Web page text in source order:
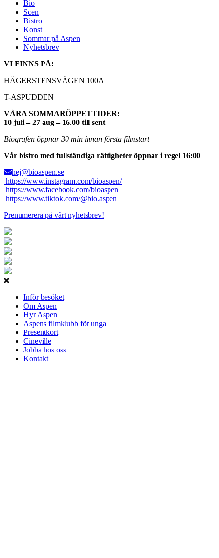
Bio
Scen
Bistro
Konst
Sommar på Aspen
Nyhetsbrev
VI FINNS PÅ:
HÄGERSTENSVÄGEN 100A
T-ASPUDDEN
VÅRA SOMMARÖPPETTIDER:
10 juli – 27 aug – 16.00 till sent
Biografen öppnar 30 min innan första filmstart
Vår bistro med fullständiga rättigheter öppnar i regel 16:00
hej@bioaspen.se
https://www.instagram.com/bioaspen/
https://www.facebook.com/bioaspen
https://www.tiktok.com/@bio.aspen
Prenumerera på vårt nyhetsbrev!
Inför besöket
Om Aspen
Hyr Aspen
Aspens filmklubb för unga
Presentkort
Cineville
Jobba hos oss
Kontakt